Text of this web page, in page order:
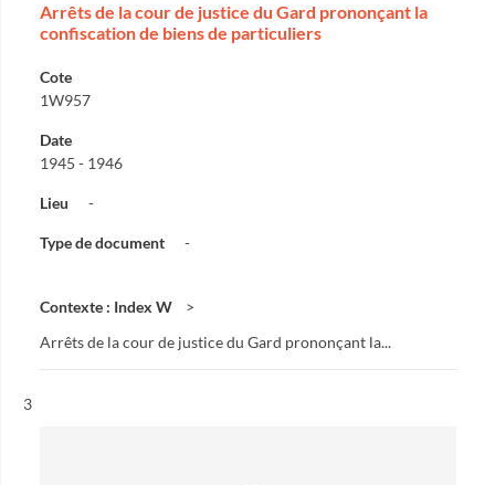
Arrêts de la cour de justice du Gard prononçant la
confiscation de biens de particuliers
Cote
1W957
Date
1945 - 1946
Lieu -
Type de document -
Contexte : Index W
Arrêts de la cour de justice du Gard prononçant la...
Résultat n°
3